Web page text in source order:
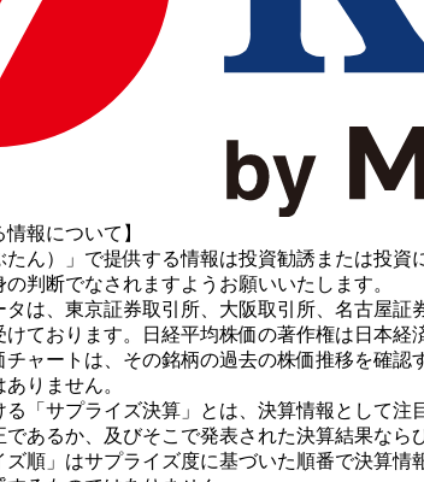
報について】
ん）」で提供する情報は投資勧誘または投資
判断でなされますようお願いいたします。
は、東京証券取引所、大阪取引所、名古屋証
ております。日経平均株価の著作権は日本経
ャートは、その銘柄の過去の株価推移を確
りません。
「サプライズ決算」とは、決算情報として
あるか、及びそこで発表された決算結果な
ズ順」はサプライズ度に基づいた順番で決算